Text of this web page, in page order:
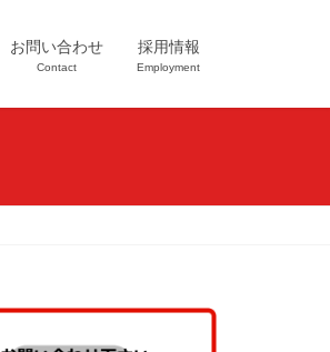
お問い合わせ
Contact
採用情報
Employment